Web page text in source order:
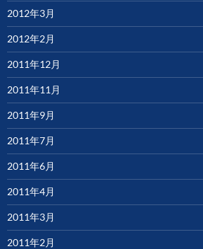
2012年3月
2012年2月
2011年12月
2011年11月
2011年9月
2011年7月
2011年6月
2011年4月
2011年3月
2011年2月